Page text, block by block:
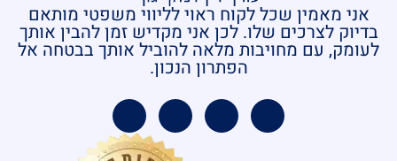
אני מאמין שכל לקוח ראוי לליווי משפטי מותאם
בדיוק לצרכים שלו. לכן אני מקדיש זמן להבין אותך
לעומק, עם מחויבות מלאה להוביל אותך בבטחה אל
הפתרון הנכון.